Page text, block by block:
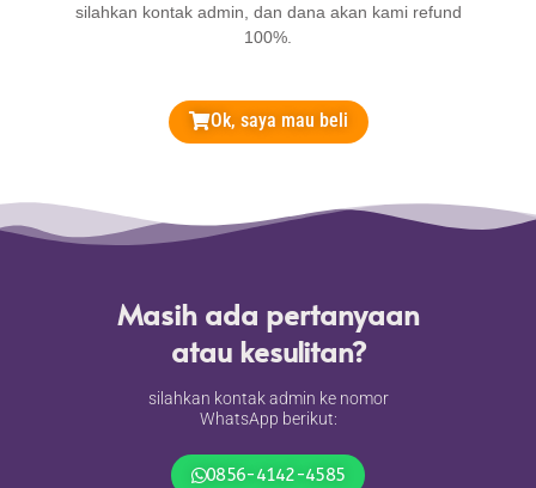
silahkan kontak admin, dan dana akan kami refund
100%.
Ok, saya mau beli
Masih ada pertanyaan
atau kesulitan?
silahkan kontak admin ke nomor
WhatsApp berikut:
0856-4142-4585